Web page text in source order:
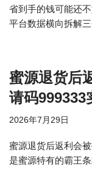
省到手的钱可能还
平台数据横向拆解
蜜源退货后
请码999333
2026年7月29日
蜜源退货后返利会
是蜜源特有的霸王